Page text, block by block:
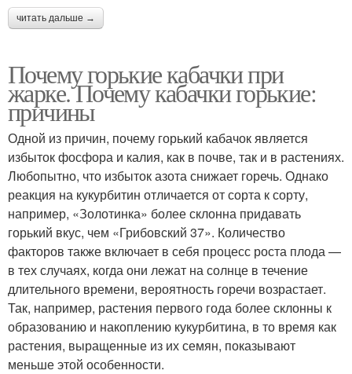
читать дальше →
Почему горькие кабачки при
жарке. Почему кабачки горькие:
причины
Одной из причин, почему горький кабачок является
избыток фосфора и калия, как в почве, так и в растениях.
Любопытно, что избыток азота снижает горечь. Однако
реакция на кукурбитин отличается от сорта к сорту,
например, «Золотинка» более склонна придавать
горький вкус, чем «Грибовский 37». Количество
факторов также включает в себя процесс роста плода —
в тех случаях, когда они лежат на солнце в течение
длительного времени, вероятность горечи возрастает.
Так, например, растения первого года более склонны к
образованию и накоплению кукурбитина, в то время как
растения, выращенные из их семян, показывают
меньше этой особенности.